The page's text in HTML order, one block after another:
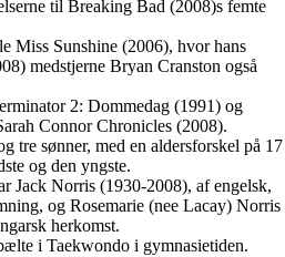
til Breaking Bad (2008)s femte
Miss Sunshine (2006), hvor hans
medstjerne Bryan Cranston også
2: Dommedag (1991) og
Connor Chronicles (2008).
tre sønner, med en aldersforskel på 17
og den yngste.
Jack Norris (1930-2008), af engelsk,
og Rosemarie (nee Lacay) Norris
herkomst.
i Taekwondo i gymnasietiden.